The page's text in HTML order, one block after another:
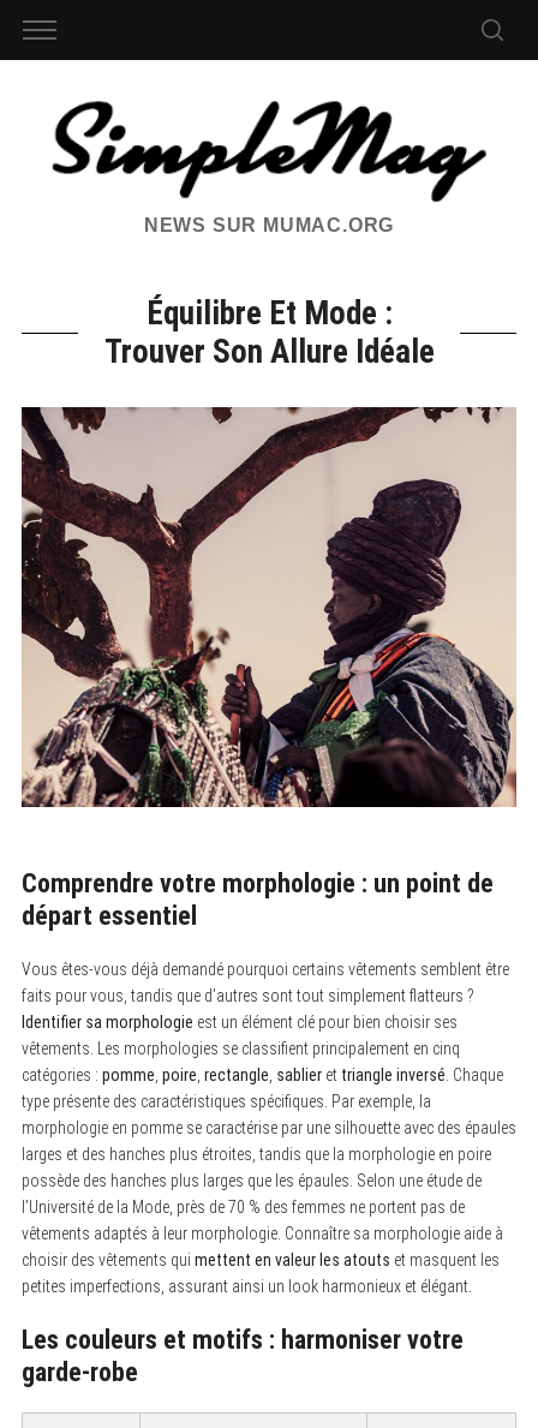
NEWS SUR MUMAC.ORG
Équilibre Et Mode :
Trouver Son Allure Idéale
Comprendre votre morphologie : un point de
départ essentiel
Vous êtes-vous déjà demandé pourquoi certains vêtements semblent être
faits pour vous, tandis que d’autres sont tout simplement flatteurs ?
Identifier sa morphologie est un élément clé pour bien choisir ses
vêtements. Les morphologies se classifient principalement en cinq
catégories : pomme, poire, rectangle, sablieret triangle inversé. Chaque
type présente des caractéristiques spécifiques. Par exemple, la
morphologie en pomme se caractérise par une silhouette avec des épaules
larges et des hanches plus étroites, tandis que la morphologie en poire
possède des hanches plus larges que les épaules. Selon une étude de
l’Université de la Mode, près de 70 % des femmes ne portent pas de
vêtements adaptés à leur morphologie. Connaître sa morphologie aide à
choisir des vêtements qui mettent en valeur les atouts et masquent les
petites imperfections, assurant ainsi un look harmonieux et élégant.
Les couleurs et motifs : harmoniser votre
garde-robe